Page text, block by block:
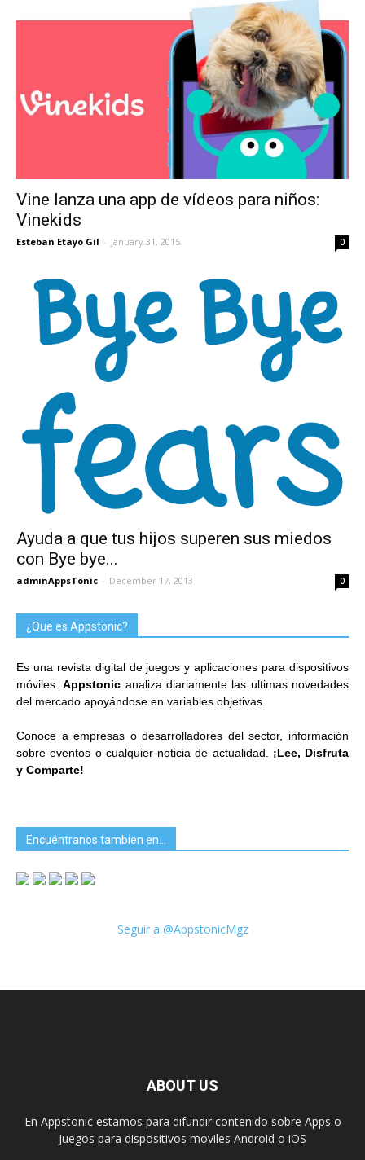
Vine lanza una app de vídeos para niños:
Vinekids
Esteban Etayo Gil - January 31, 2015 0
Ayuda a que tus hijos superen sus miedos
con Bye bye...
adminAppsTonic - December 17, 2013 0
¿Que es Appstonic?
Es una revista digital de juegos y aplicaciones para dispositivos
móviles.Appstonic analiza diariamente las ultimas novedades
del mercado apoyándose en variables objetivas.
Conoce a empresas o desarrolladores del sector, información
sobre eventos o cualquier noticia de actualidad. ¡Lee, Disfruta
y Comparte!
Encuéntranos tambien en…
Seguir a @AppstonicMgz
ABOUT US
En Appstonic estamos para difundir contenido sobre Apps o
Juegos para dispositivos moviles Android o iOS